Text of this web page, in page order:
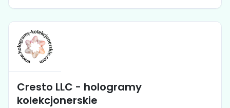
Cresto LLC - hologramy
kolekcjonerskie